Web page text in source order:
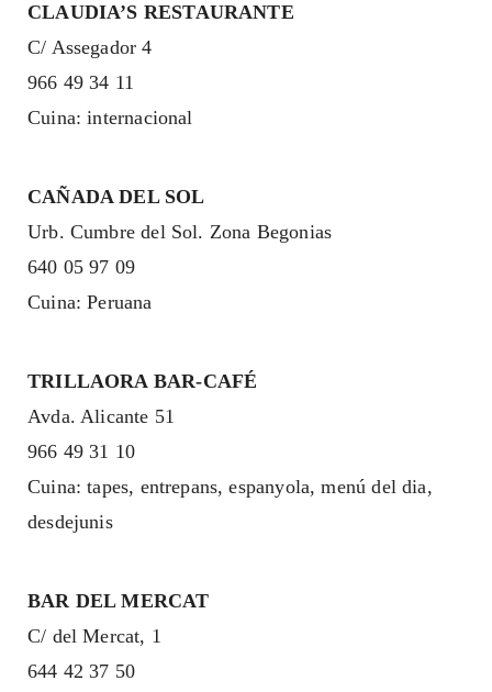
CLAUDIA’S RESTAURANTE
C/ Assegador 4
966 49 34 11
Cuina: internacional
CAÑADA DEL SOL
Urb. Cumbre del Sol. Zona Begonias
640 05 97 09
Cuina: Peruana
TRILLAORA BAR-CAFÉ
Avda. Alicante 51
966 49 31 10
Cuina: tapes, entrepans, espanyola, menú del dia,
desdejunis
BAR DEL MERCAT
C/ del Mercat, 1
644 42 37 50